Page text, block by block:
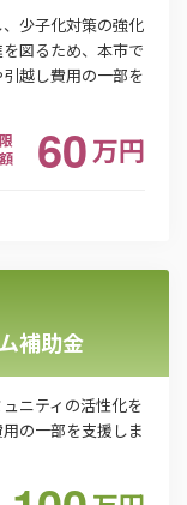
下した時点
少子化対策の強化
図るため、本市で
越し費用の一部を
60万円
補助金
ニティの活性化を
の一部を支援しま